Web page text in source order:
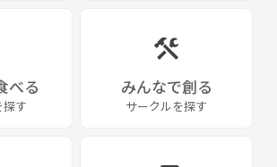
ドレス削除》
べる
探す
みんなで創る
サークルを探す